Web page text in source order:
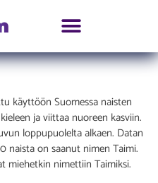
käyttöön Suomessa naisten
ja viittaa nuoreen kasviin.
loppupuolelta alkaen. Datan
naista on saanut nimen Taimi.
miehetkin nimettiin Taimiksi.